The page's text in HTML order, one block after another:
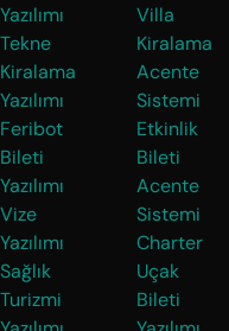
Yazılımı
Tekne
Kiralama
Yazılımı
Feribot
Bileti
Yazılımı
Vize
Yazılımı
Sağlık
Turizmi
Villa
Kiralama
Acente
Sistemi
Etkinlik
Bileti
Acente
Sistemi
Charter
Uçak
Bileti